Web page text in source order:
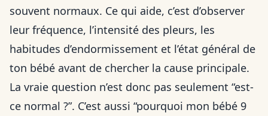
souvent normaux. Ce qui aide, c’est d’observer
leur fréquence, l’intensité des pleurs, les
habitudes d’endormissement et l’état général de
ton bébé avant de chercher la cause principale.
La vraie question n’est donc pas seulement “est-
ce normal ?”. C’est aussi “pourquoi mon bébé 9